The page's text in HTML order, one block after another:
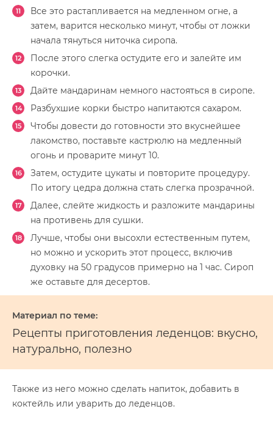
Все это растапливается на медленном огне, а
затем, варится несколько минут, чтобы от ложки
начала тянуться ниточка сиропа.
После этого слегка остудите его и залейте им
корочки.
Дайте мандаринам немного настояться в сиропе.
Разбухшие корки быстро напитаются сахаром.
Чтобы довести до готовности это вкуснейшее
лакомство, поставьте кастрюлю на медленный
огонь и проварите минут 10.
Затем, остудите цукаты и повторите процедуру.
По итогу цедра должна стать слегка прозрачной.
Далее, слейте жидкость и разложите мандарины
на противень для сушки.
Лучше, чтобы они высохли естественным путем,
но можно и ускорить этот процесс, включив
духовку на 50 градусов примерно на 1 час. Сироп
же оставьте для десертов.
Рецепты приготовления леденцов: вкусно,
натурально, полезно
Также из него можно сделать напиток, добавить в
коктейль или уварить до леденцов.